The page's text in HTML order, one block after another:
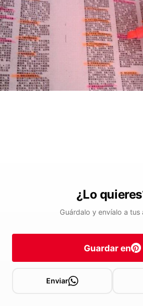
¿Lo
Guárdalo y envíalo a tus
Guardar en
Enviar